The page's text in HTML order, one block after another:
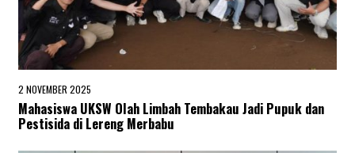
2 NOVEMBER 2025
N
O
V
Mahasiswa UKSW Olah Limbah Tembakau Jadi Pupuk dan
Pestisida di Lereng Merbabu